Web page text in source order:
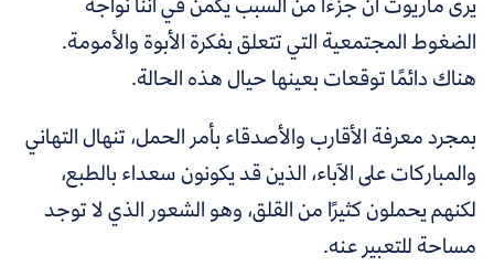
الضغوط المجتمعية التي تتعلق بفكرة الأبوة والأمومة.
هناك دائمًا توقعات بعينها حيال هذه الحالة.
بمجرد معرفة الأقارب والأصدقاء بأمر الحمل، تنهال التهاني
والمباركات على الآباء، الذين قد يكونون سعداء بالطبع،
لكنهم يحملون كثيرًا من القلق، وهو الشعور الذي لا توجد
مساحة للتعبير عنه.